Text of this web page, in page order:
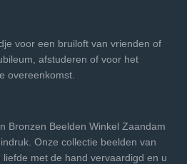
voor een bruiloft van vrienden of
afstuderen of voor het
overeenkomst.
Bronzen Beelden Winkel Zaandam
Onze collectie beelden van
met de hand vervaardigd en u